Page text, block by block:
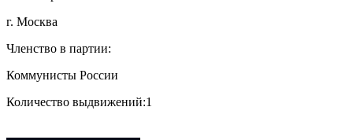
г. Москва
Членство в партии:
Коммунисты России
Количество выдвижений:1